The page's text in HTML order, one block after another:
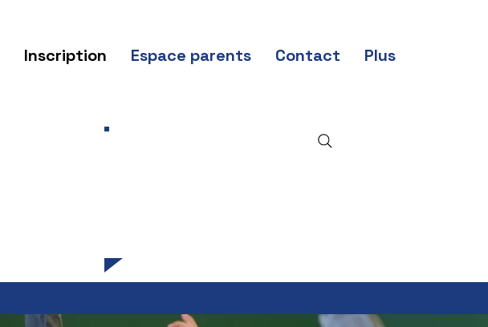
Inscription Espace parents Contact Plus